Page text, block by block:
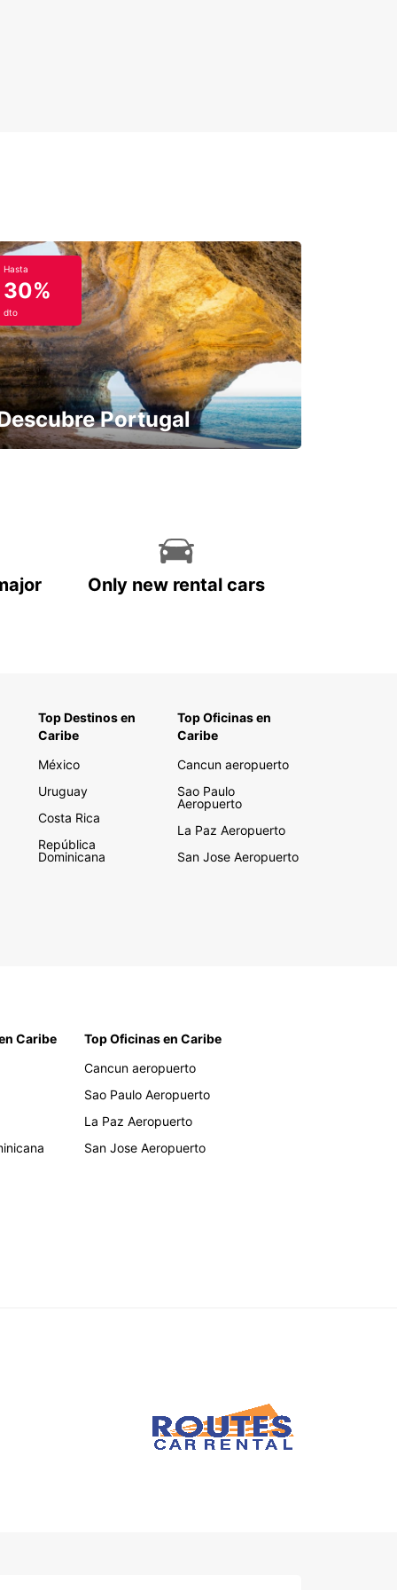
Hasta
30%
dto
Portugal
Only new rental cars
Top Destinos en
Caribe
México
Uruguay
Costa Rica
República
Dominicana
Top Oficinas en
Caribe
Cancun aeropuerto
Sao Paulo
Aeropuerto
La Paz Aeropuerto
San Jose Aeropuerto
Caribe
Top Oficinas en Caribe
Cancun aeropuerto
Sao Paulo Aeropuerto
La Paz Aeropuerto
San Jose Aeropuerto